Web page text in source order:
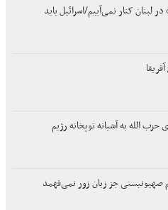
لبنان کنار نمی‌آییم/اسرائیل باید
الله به آشیانه توپخانه رژیم
صهیونیستی جز زبان زور نمی‌فهمد